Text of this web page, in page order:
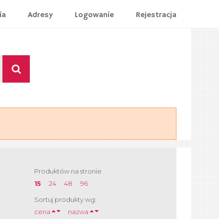
Adresy Logowanie Rejestracja
Produktów na stronie
15
24 48 96
Sortuj produkty wg:
cena
nazwa